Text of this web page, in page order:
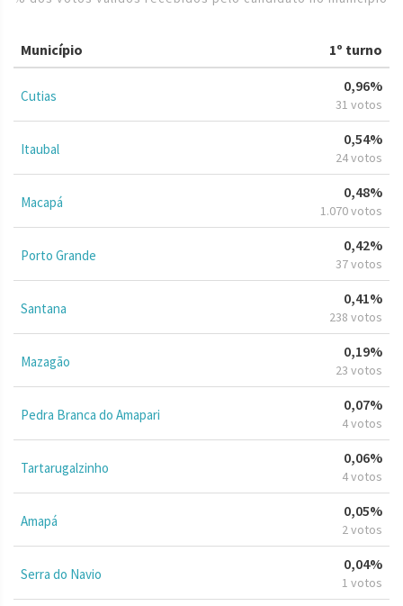
Município 1º turno
Cutias
0,96%
31 votos
Itaubal
0,54%
24 votos
Macapá
0,48%
1.070 votos
Porto Grande
0,42%
37 votos
Santana
0,41%
238 votos
Mazagão
0,19%
23 votos
Pedra Branca do Amapari
0,07%
4 votos
Tartarugalzinho
0,06%
4 votos
Amapá
0,05%
2 votos
Serra do Navio
0,04%
1 votos